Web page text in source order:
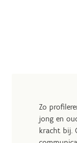
Zo
jong en
kracht bij.